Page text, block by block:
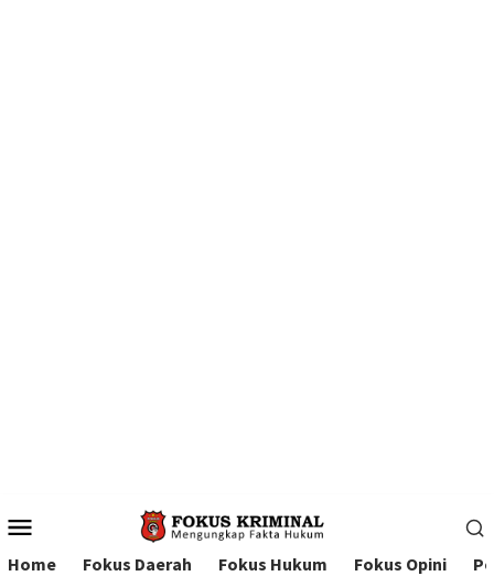
Menu
Home Fokus Daerah Fokus Hukum Fokus Opini